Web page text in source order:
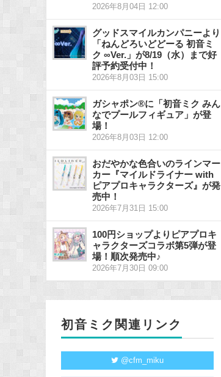
2026年8月04日 12:00
グッドスマイルカンパニーより
「ねんどろいどどーる 初音ミ
ク ∞Ver.」が8/19（水）まで好
評予約受付中！
2026年8月03日 15:00
ガシャポン®に「初音ミク みん
なでプールフィギュア」が登
場！
2026年8月03日 12:00
おだやかな色合いのラインマー
カー『マイルドライナー with
ピアプロキャラクターズ』が発
売中！
2026年7月31日 15:00
100円ショップよりピアプロキ
ャラクターズコラボ第5弾が登
場！順次発売中♪
2026年7月30日 09:00
初音ミク関連リンク
@cfm_miku